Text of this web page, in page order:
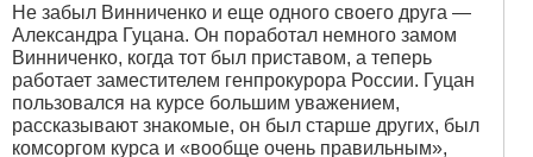
Не забыл Винниченко и еще одного своего друга —
Александра Гуцана. Он поработал немного замом
Винниченко, когда тот был приставом, а теперь
работает заместителем генпрокурора России. Гуцан
пользовался на курсе большим уважением,
рассказывают знакомые, он был старше других, был
комсоргом курса и «вообще очень правильным»,